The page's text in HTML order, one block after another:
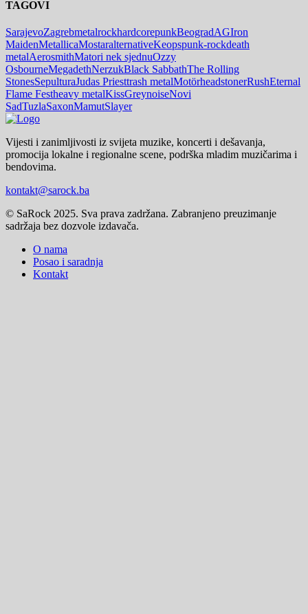
TAGOVI
SarajevoZagrebmetalrockhardcorepunkBeogradAGIron
MaidenMetallicaMostaralternativeKeopspunk-rockdeath
metalAerosmithMatori nek sjednuOzzy
OsbourneMegadethNerzukBlack SabbathThe Rolling
StonesSepulturaJudas Priesttrash metalMotörheadstonerRushEternal
Flame Festheavy metalKissGreynoiseNovi
SadTuzlaSaxonMamutSlayer
Vijesti i zanimljivosti iz svijeta muzike, koncerti i dešavanja,
promocija lokalne i regionalne scene, podrška mladim muzičarima i
bendovima.
kontakt@sarock.ba
© SaRock 2025. Sva prava zadržana. Zabranjeno preuzimanje
sadržaja bez dozvole izdavača.
O nama
Posao i saradnja
Kontakt